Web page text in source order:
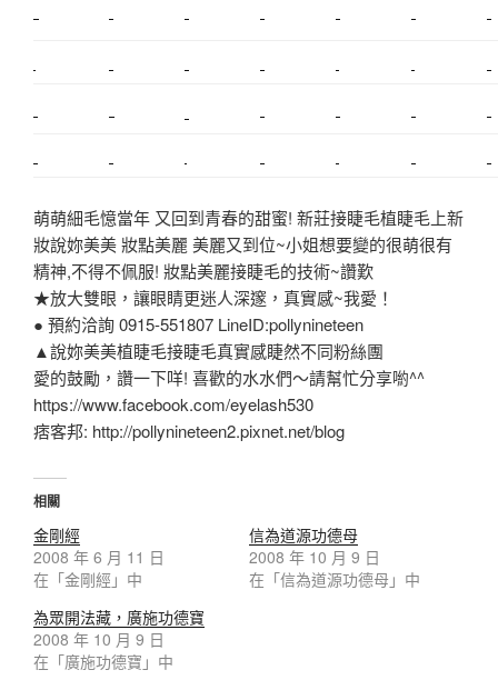
萌萌細毛憶當年 又回到青春的甜蜜! 新莊接睫毛植睫毛上新
妝說妳美美 妝點美麗 美麗又到位~小姐想要變的很萌很有
精神,不得不佩服! 妝點美麗接睫毛的技術~讚歎
★放大雙眼，讓眼睛更迷人深邃，真實感~我愛！
● 預約洽詢 0915-551807 LineID:pollynineteen
▲說妳美美植睫毛接睫毛真實感睫然不同粉絲團
愛的鼓勵，讚一下咩! 喜歡的水水們～請幫忙分享喲^^
https://www.facebook.com/eyelash530
痞客邦: http://pollynineteen2.pixnet.net/blog
相關
金剛經
2008 年 6 月 11 日
在「金剛經」中
信為道源功德母
2008 年 10 月 9 日
在「信為道源功德母」中
為眾開法藏，廣施功德寶
2008 年 10 月 9 日
在「廣施功德寶」中